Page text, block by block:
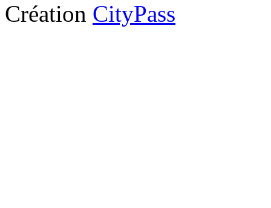
Création CityPass